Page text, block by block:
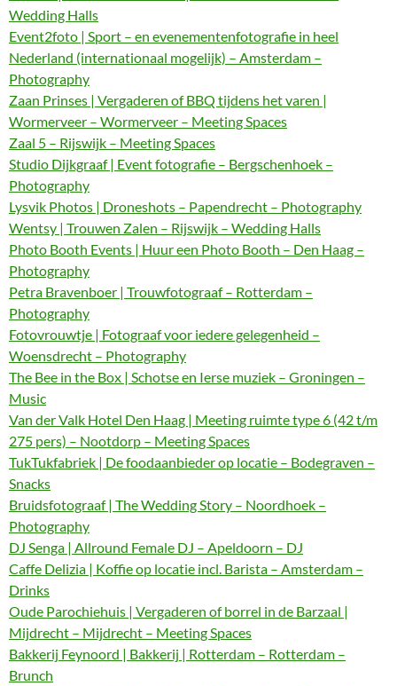
Wedding Halls
Event2foto | Sport – en evenementenfotografie in heel
Nederland (internationaal mogelijk) – Amsterdam –
Photography
Zaan Prinses | Vergaderen of BBQ tijdens het varen |
Wormerveer – Wormerveer – Meeting Spaces
Zaal 5 – Rijswijk – Meeting Spaces
Studio Dijkgraaf | Event fotografie – Bergschenhoek –
Photography
Lysvik Photos | Droneshots – Papendrecht – Photography
Wentsy | Trouwen Zalen – Rijswijk – Wedding Halls
Photo Booth Events | Huur een Photo Booth – Den Haag –
Photography
Petra Bravenboer | Trouwfotograaf – Rotterdam –
Photography
Fotovrouwtje | Fotograaf voor iedere gelegenheid –
Woensdrecht – Photography
The Bee in the Box | Schotse en Ierse muziek – Groningen –
Music
Van der Valk Hotel Den Haag | Meeting ruimte type 6 (42 t/m
275 pers) – Nootdorp – Meeting Spaces
TukTukfabriek | De foodaanbieder op locatie – Bodegraven –
Snacks
Bruidsfotograaf | The Wedding Story – Noordhoek –
Photography
DJ Senga | Allround Female DJ – Apeldoorn – DJ
Caffe Delizia | Koffie op locatie incl. Barista – Amsterdam –
Drinks
Oude Parochiehuis | Vergaderen of borrel in de Barzaal |
Mijdrecht – Mijdrecht – Meeting Spaces
Bakkerij Feynoord | Bakkerij | Rotterdam – Rotterdam –
Brunch